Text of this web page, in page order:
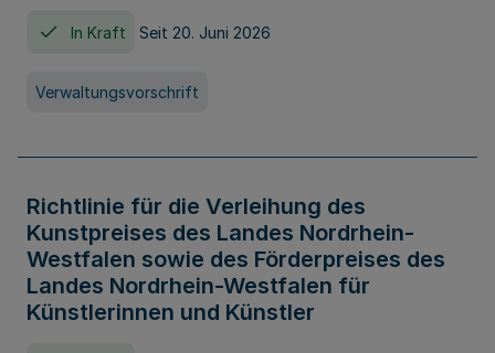
In Kraft Seit 20. Juni 2026
Verwaltungsvorschrift
Richtlinie für die Verleihung des
Kunstpreises des Landes Nordrhein-
Westfalen sowie des Förderpreises des
Landes Nordrhein-Westfalen für
Künstlerinnen und Künstler